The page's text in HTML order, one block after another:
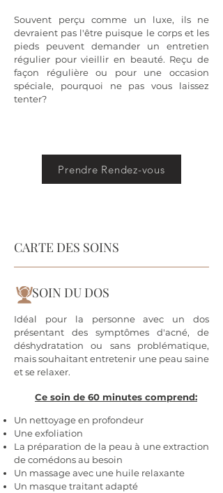
Souvent perçu comme un luxe, ils ne
devraient pas l'être puisque le corps et les
pieds peuvent demander un entretien
régulier pour vieillir en beauté. Reçu de
façon régulière ou pour une occasion
spéciale, pourquoi ne pas vous laissez
tenter?
Prendre Rendez-vous
CARTE DES SOINS
SOIN DU DOS
Idéal pour la personne avec un dos
présentant des symptômes d'acné, de
déshydratation ou sans problématique,
mais souhaitant entretenir une peau saine
et se relaxer.
Ce soin de 60 minutes comprend:
Un nettoyage en profondeur
Une exfoliation
La préparation de la peau à une extraction
de comédons au besoin
Un massage avec une huile relaxante
Un masque traitant adapté